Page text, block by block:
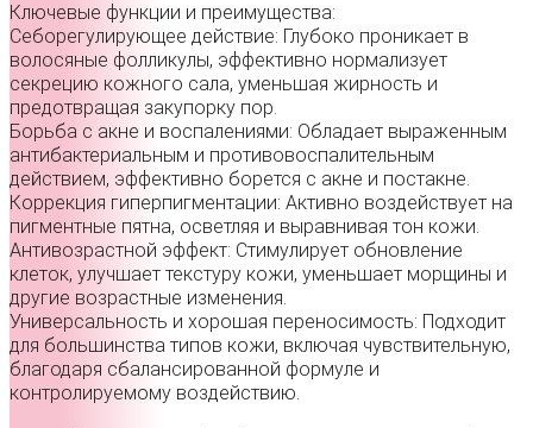
Ключевые функции и преимущества:
Себорегулирующее действие: Глубоко проникает в
волосяные фолликулы, эффективно нормализует
секрецию кожного сала, уменьшая жирность и
предотвращая закупорку пор.
Борьба с акне и воспалениями: Обладает выраженным
антибактериальным и противовоспалительным
действием, эффективно борется с акне и постакне.
Коррекция гиперпигментации: Активно воздействует на
пигментные пятна, осветляя и выравнивая тон кожи.
Антивозрастной эффект: Стимулирует обновление
клеток, улучшает текстуру кожи, уменьшает морщины и
другие возрастные изменения.
Универсальность и хорошая переносимость: Подходит
для большинства типов кожи, включая чувствительную,
благодаря сбалансированной формуле и
контролируемому воздействию.